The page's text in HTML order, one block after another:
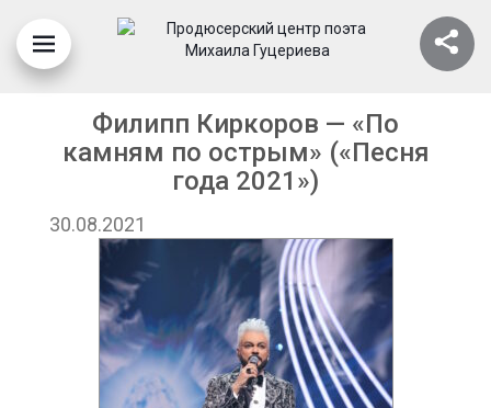
Филипп Киркоров — «По
камням по острым» («Песня
года 2021»)
30.08.2021